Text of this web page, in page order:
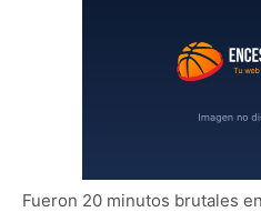
Fueron 20 minutos brutales